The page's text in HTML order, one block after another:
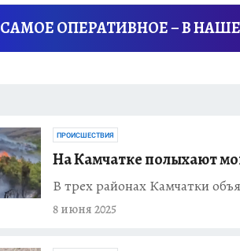
САМОЕ ОПЕРАТИВНОЕ – В
ПРОИСШЕСТВИЯ
На Камчатке полыхают
В трех районах Камчатки
8 июня 2025